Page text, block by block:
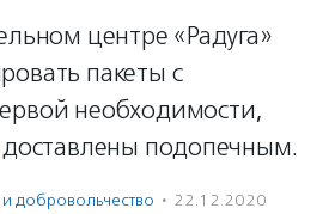
центре «Радуга»
пакеты с
необходимости,
доставлены подопечным.
и доброволь­чест­во · 22.12.2020